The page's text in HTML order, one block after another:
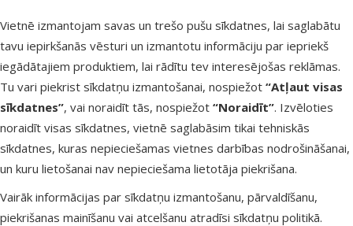
Vietnē izmantojam savas un trešo pušu sīkdatnes, lai saglabātu
tavu iepirkšanās vēsturi un izmantotu informāciju par iepriekš
iegādātajiem produktiem, lai rādītu tev interesējošas reklāmas.
Tu vari piekrist sīkdatņu izmantošanai, nospiežot “Atļaut visas
sīkdatnes”, vai noraidīt tās, nospiežot “Noraidīt”. Izvēloties
noraidīt visas sīkdatnes, vietnē saglabāsim tikai tehniskās
sīkdatnes, kuras nepieciešamas vietnes darbības nodrošināšanai,
un kuru lietošanai nav nepieciešama lietotāja piekrišana.
Vairāk informācijas par sīkdatņu izmantošanu, pārvaldīšanu,
piekrišanas mainīšanu vai atcelšanu atradīsi sīkdatņu politikā.
LATVIJAS PASTS nodaļas otrdien
OMNIVA pakomāti otrdien
DPD Pickup tīkls otrdien